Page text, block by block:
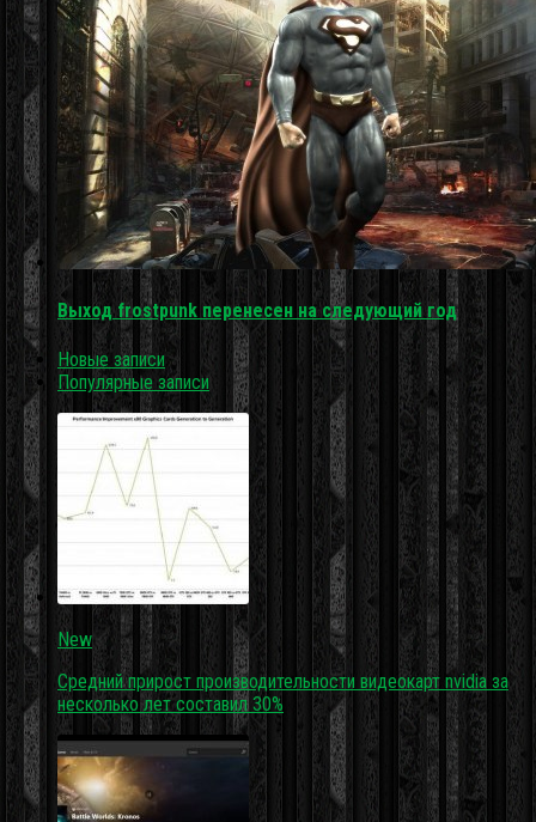
Выход frostpunk перенесен на следующий год
Новые записи
Популярные записи
New
Средний прирост производительности видеокарт nvidia за
несколько лет составил 30%